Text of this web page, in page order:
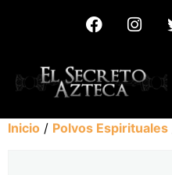
Inicio / Polvos Espirituales